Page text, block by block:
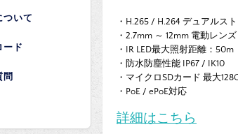
ついて
ード
問
・H.265 / H.264 デュアルス
・2.7mm ～ 12mm 電動レンズ
・IR LED最大照射距離：50m
・防水防塵性能 IP67 / IK10
・マイクロSDカード 最大
・PoE / ePoE対応
詳細はこちら